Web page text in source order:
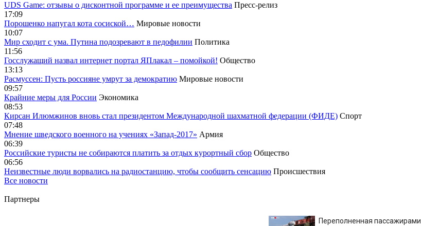
UDS Game: отзывы о дисконтной программе и ее преимущества Пресс-релиз
17:09
Порошенко напугал кота сосиской… Мировые новости
10:07
Мир сходит с ума. Путина подозревают в педофилии Политика
11:56
Госслужащий назвал интернет портал ЯПлакал – помойкой! Общество
13:13
Расмуссен: Пусть россияне умрут за демократию Мировые новости
09:57
Крайние меры для России Экономика
08:53
Кирсан Илюмжинов вновь стал президентом Международной шахматной федерации (ФИДЕ) Спорт
07:48
Мнение шведского военного на учениях «Запад-2017» Армия
06:39
Российские туристы не собираются платить за отдых курортный сбор Общество
06:56
Неизвестные люди ворвались на радиостанцию, чтобы сообщить сенсацию Происшествия
Все новости
Партнеры
Переполненная пассажирами